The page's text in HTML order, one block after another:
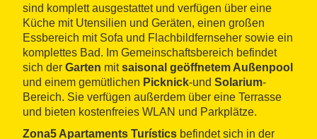
sind komplett ausgestattet und verfügen über eine
Küche mit Utensilien und Geräten, einen großen
Essbereich mit Sofa und Flachbildfernseher sowie ein
komplettes Bad. Im Gemeinschaftsbereich befindet
sich der Garten mitsaisonal geöffnetem Außenpool
und einem gemütlichen Picknick-und Solarium-
Bereich. Sie verfügen außerdem über eine Terrasse
und bieten kostenfreies WLAN und Parkplätze.
Zona5 Apartaments Turístics befindet sich in der